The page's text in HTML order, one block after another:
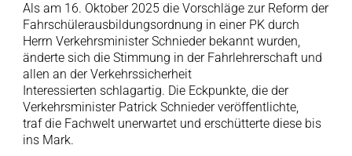
Als am 16. Oktober 2025 die Vorschläge zur Reform der
Fahrschülerausbildungsordnung in einer PK durch
Herrn Verkehrsminister Schnieder bekannt wurden,
änderte sich die Stimmung in der Fahrlehrerschaft und
allen an der Verkehrssicherheit
Interessierten schlagartig. Die Eckpunkte, die der
Verkehrsminister Patrick Schnieder veröffentlichte,
traf die Fachwelt unerwartet und erschütterte diese bis
ins Mark.